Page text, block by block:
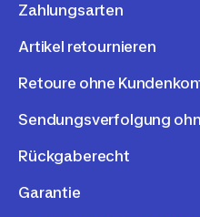
Zahlungsarten
Artikel retournieren
Retoure ohne
Sendungsverfolgung
Rückgaberecht
Garantie